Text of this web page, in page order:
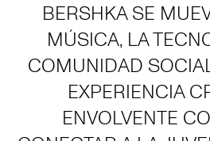
BERSHKA SE
MÚSICA, LA
COMUNIDAD
EXPERIENCIA
ENVOLVENTE